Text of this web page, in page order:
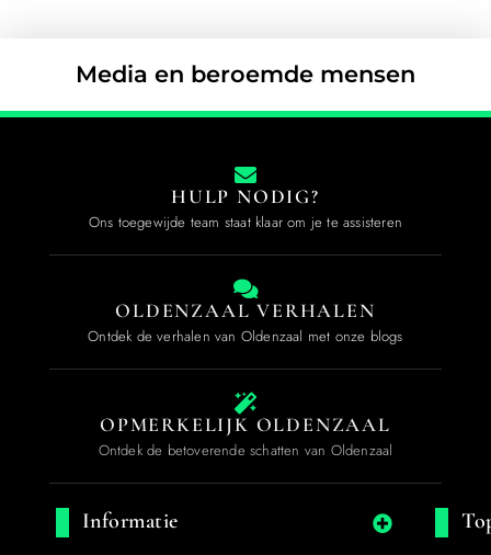
Media en beroemde mensen
HULP NODIG?
Ons toegewijde team staat klaar om je te assisteren
OLDENZAAL VERHALEN
Ontdek de verhalen van Oldenzaal met onze blogs
OPMERKELIJK OLDENZAAL
Ontdek de betoverende schatten van Oldenzaal
Informatie